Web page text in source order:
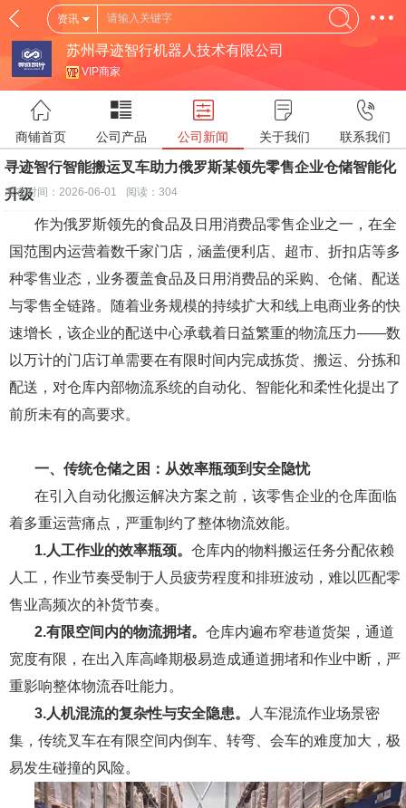
资讯
苏州寻迹智行机器人技术有限公司
VIP商家
商铺首页 公司产品 公司新闻 关于我们 联系我们
寻迹智行智能搬运叉车助力俄罗斯某领先零售企业仓储智能化
升级
发布时间：2026-06-01 阅读：304
作为俄罗斯领先的食品及日用消费品零售企业之一，在全
国范围内运营着数千家门店，涵盖便利店、超市、折扣店等多
种零售业态，业务覆盖食品及日用消费品的采购、仓储、配送
与零售全链路。随着业务规模的持续扩大和线上电商业务的快
速增长，该企业的配送中心承载着日益繁重的物流压力——数
以万计的门店订单需要在有限时间内完成拣货、搬运、分拣和
配送，对仓库内部物流系统的自动化、智能化和柔性化提出了
前所未有的高要求。
一、传统仓储之困：从效率瓶颈到安全隐忧
在引入自动化搬运解决方案之前，该零售企业的仓库面临
着多重运营痛点，严重制约了整体物流效能。
1.人工作业的效率瓶颈。 仓库内的物料搬运任务分配依赖
人工，作业节奏受制于人员疲劳程度和排班波动，难以匹配零
售业高频次的补货节奏。
2.有限空间内的物流拥堵。 仓库内遍布窄巷道货架，通道
宽度有限，在出入库高峰期极易造成通道拥堵和作业中断，严
重影响整体物流吞吐能力。
3.人机混流的复杂性与安全隐患。
人车混流作业场景密
集，传统叉车在有限空间内倒车、转弯、会车的难度加大，极
易发生碰撞的风险。